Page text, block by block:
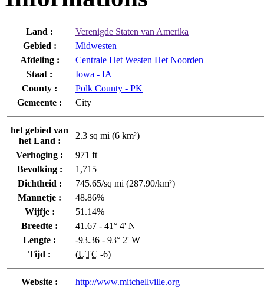
Land :
Verenigde Staten van Amerika
Gebied :
Midwesten
Afdeling :
Centrale Het Westen Het Noorden
Staat :
Iowa - IA
County :
Polk County - PK
Gemeente :
City
het gebied van
het Land :
2.3 sq mi (6 km²)
Verhoging :
971 ft
Bevolking :
1,715
Dichtheid :
745.65/sq mi (287.90/km²)
Mannetje :
48.86%
Wijfje :
51.14%
Breedte :
41.67 - 41° 4' N
Lengte :
-93.36 - 93° 2' W
Tijd :
(UTC -6)
Website : http://www.mitchellville.org